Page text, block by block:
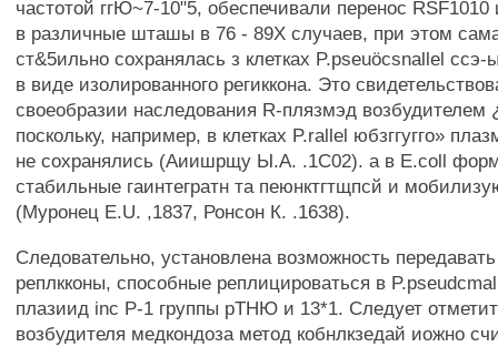
частотой ггЮ~7-10"5, обеспечивали перенос
в различные шташы в 76 - 89Х случаев, при этом
ст&5ильно сохранялась з клетках P.pseuöcsnallel ссэ-
в виде изолированного региккона. Это
своеобразии наследования R-плязмэд возбудителем
поскольку, например, в клетках P.rallel юбзггугго»
не сохранялись (Аиишрщу Ы.А. .1С02). а в E.coll
стабильные гаинтегратн та пеюнктгтщпсй и
(Муронец E.U. ,1837, Ронсон К. .1638).
Следовательно, установлена возможность
реплкконы, способные реплицироваться в
плазиид inc Р-1 группы рТНЮ и 13*1. Следует
возбудителя медкондоза метод кобнлкзедай иожно